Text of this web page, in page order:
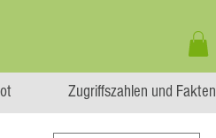
Zugriffszahlen und Fakten